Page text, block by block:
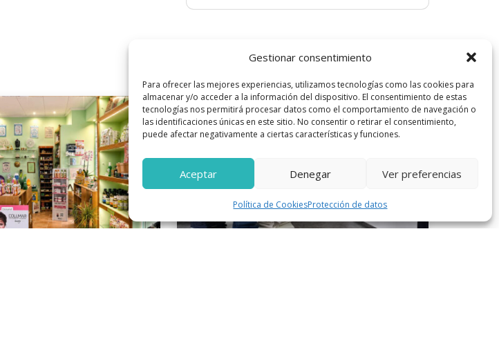
Gestionar consentimiento
Para ofrecer las mejores experiencias, utilizamos tecnologías como las cookies para
almacenar y/o acceder a la información del dispositivo. El consentimiento de estas
tecnologías nos permitirá procesar datos como el comportamiento de navegación o
las identificaciones únicas en este sitio. No consentir o retirar el consentimiento,
puede afectar negativamente a ciertas características y funciones.
Aceptar Denegar Ver preferencias
Política de CookiesProtección de datos